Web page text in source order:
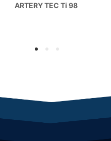
ARTERY TEC Ti 98
1 2